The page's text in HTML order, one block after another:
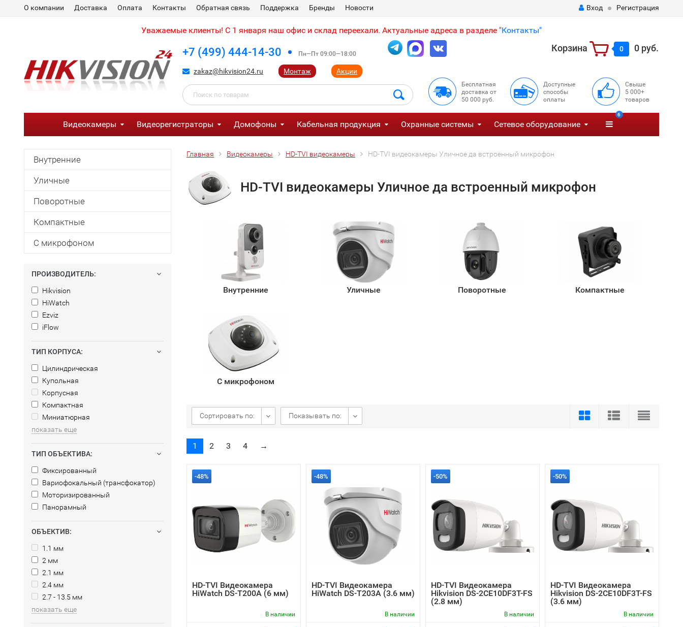
О компании Доставка Оплата Контакты Обратная связь Поддержка Бренды Новости Вход Регистрация
Уважаемые клиенты! С 1 января наш офис и склад переехали. Актуальные адреса в разделе "Контакты"
+7 (499) 444-14-30 Пн—Пт 09:00—18:00
zakaz@hikvision24.ru Монтаж Акции
Корзина 0 0 руб.
Бесплатная
доставка от
50 000 руб.
Доступные
способы
оплаты
Свыше
5 000+
товаров
Видеокамеры Видеорегистраторы Домофоны Кабельная продукция Охранные системы Сетевое оборудование
6
Внутренние
Уличные
Поворотные
Компактные
С микрофоном
ПРОИЗВОДИТЕЛЬ:
Hikvision
HiWatch
Ezviz
iFlow
ТИП КОРПУСА:
Цилиндрическая
Купольная
Корпусная
Компактная
Миниатюрная
показать еще
ТИП ОБЪЕКТИВА:
Фиксированный
Вариофокальный (трансфокатор)
Моторизированный
Панорамный
ОБЪЕКТИВ:
1.1 мм
2 мм
2.1 мм
2.4 мм
2.7 - 13.5 мм
показать еще
Главная Видеокамеры HD-TVI видеокамеры HD-TVI видеокамеры Уличное да встроенный микрофон
HD-TVI видеокамеры Уличное да встроенный микрофон
Внутренние Уличные Поворотные Компактные
С микрофоном
Сортировать по: Показывать по:
1 2 3 4 →
-48%
HD-TVI Видеокамера
HiWatch DS-T200A (6 мм)
В наличии
-48%
HD-TVI Видеокамера
HiWatch DS-T203A (3.6 мм)
В наличии
-50%
HD-TVI Видеокамера
Hikvision DS-2CE10DF3T-FS
(2.8 мм)
В наличии
-50%
HD-TVI Видеокамера
Hikvision DS-2CE10DF3T-FS
(3.6 мм)
В наличии